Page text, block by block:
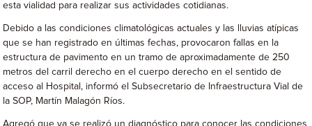
esta vialidad para realizar sus actividades cotidianas.
Debido a las condiciones climatológicas actuales y las lluvias atípicas
que se han registrado en últimas fechas, provocaron fallas en la
estructura de pavimento en un tramo de aproximadamente de 250
metros del carril derecho en el cuerpo derecho en el sentido de
acceso al Hospital, informó el Subsecretario de Infraestructura Vial de
la SOP, Martín Malagón Ríos.
Agregó que ya se realizó un diagnóstico para conocer las condiciones